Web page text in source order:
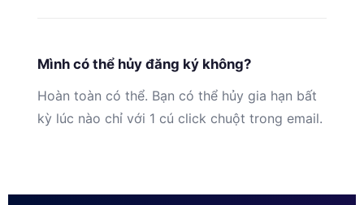
Mình có thể hủy đăng ký không?
Hoàn toàn có thể. Bạn có thể hủy gia hạn bất
kỳ lúc nào chỉ với 1 cú click chuột trong email.